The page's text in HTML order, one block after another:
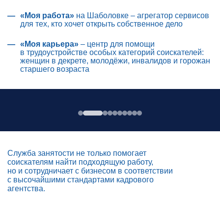
«Моя работа» на Шаболовке – агрегатор сервисов
для тех, кто хочет открыть собственное дело
«Моя карьера» – центр для помощи
в трудоустройстве особых категорий соискателей:
женщин в декрете, молодёжи, инвалидов и горожан
старшего возраста
Служба занятости не только помогает
соискателям найти подходящую работу,
но и сотрудничает с бизнесом в соответствии
с высочайшими стандартами кадрового
агентства.